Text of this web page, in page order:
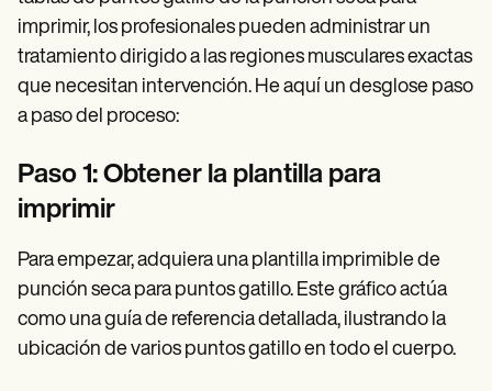
imprimir, los profesionales pueden administrar un
tratamiento dirigido a las regiones musculares exactas
que necesitan intervención. He aquí un desglose paso
a paso del proceso:
Paso 1: Obtener la plantilla para
imprimir
Para empezar, adquiera una plantilla imprimible de
punción seca para puntos gatillo. Este gráfico actúa
como una guía de referencia detallada, ilustrando la
ubicación de varios puntos gatillo en todo el cuerpo.